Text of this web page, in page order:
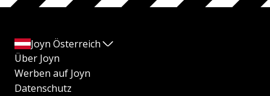
Joyn Österreich
Über Joyn
Werben auf Joyn
Datenschutz